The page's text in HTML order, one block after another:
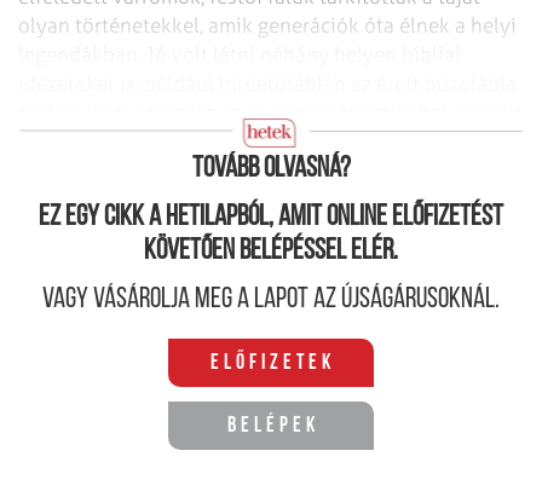
olyan történetekkel, amik generációk óta élnek a helyi
olvastuk az ismert sorokat.
Tovább olvasná?
Ez egy cikk a hetilapból, amit online előfizetést
követően belépéssel elér.
Vagy vásárolja meg a lapot az újságárusoknál.
Előfizetek
Belépek